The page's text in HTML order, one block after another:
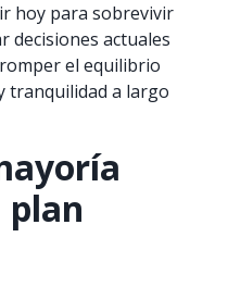
hoy para sobrevivir
decisiones actuales
el equilibrio
tranquilidad a largo
plan